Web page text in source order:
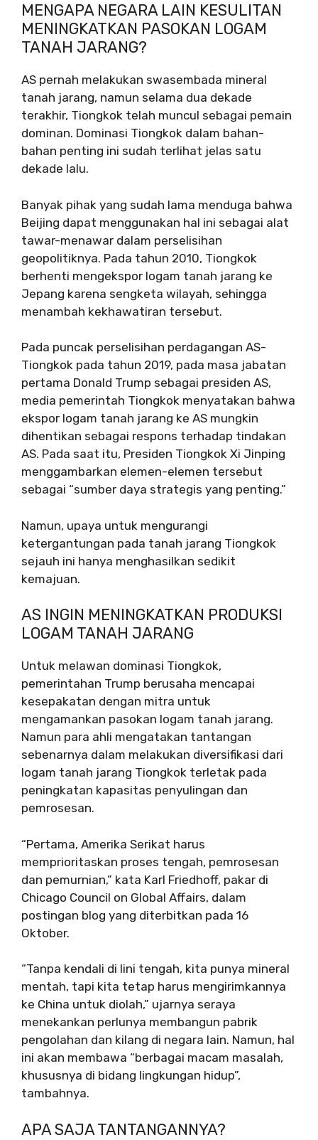
MENGAPA NEGARA LAIN KESULITAN
MENINGKATKAN PASOKAN LOGAM
TANAH JARANG?
AS pernah melakukan swasembada mineral
tanah jarang, namun selama dua dekade
terakhir, Tiongkok telah muncul sebagai pemain
dominan. Dominasi Tiongkok dalam bahan-
bahan penting ini sudah terlihat jelas satu
dekade lalu.
Banyak pihak yang sudah lama menduga bahwa
Beijing dapat menggunakan hal ini sebagai alat
tawar-menawar dalam perselisihan
geopolitiknya. Pada tahun 2010, Tiongkok
berhenti mengekspor logam tanah jarang ke
Jepang karena sengketa wilayah, sehingga
menambah kekhawatiran tersebut.
Pada puncak perselisihan perdagangan AS-
Tiongkok pada tahun 2019, pada masa jabatan
pertama Donald Trump sebagai presiden AS,
media pemerintah Tiongkok menyatakan bahwa
ekspor logam tanah jarang ke AS mungkin
dihentikan sebagai respons terhadap tindakan
AS. Pada saat itu, Presiden Tiongkok Xi Jinping
menggambarkan elemen-elemen tersebut
sebagai “sumber daya strategis yang penting.”
Namun, upaya untuk mengurangi
ketergantungan pada tanah jarang Tiongkok
sejauh ini hanya menghasilkan sedikit
kemajuan.
AS INGIN MENINGKATKAN PRODUKSI
LOGAM TANAH JARANG
Untuk melawan dominasi Tiongkok,
pemerintahan Trump berusaha mencapai
kesepakatan dengan mitra untuk
mengamankan pasokan logam tanah jarang.
Namun para ahli mengatakan tantangan
sebenarnya dalam melakukan diversifikasi dari
logam tanah jarang Tiongkok terletak pada
peningkatan kapasitas penyulingan dan
pemrosesan.
“Pertama, Amerika Serikat harus
memprioritaskan proses tengah, pemrosesan
dan pemurnian,” kata Karl Friedhoff, pakar di
Chicago Council on Global Affairs, dalam
postingan blog yang diterbitkan pada 16
Oktober.
“Tanpa kendali di lini tengah, kita punya mineral
mentah, tapi kita tetap harus mengirimkannya
ke China untuk diolah,” ujarnya seraya
menekankan perlunya membangun pabrik
pengolahan dan kilang di negara lain. Namun, hal
ini akan membawa “berbagai macam masalah,
khususnya di bidang lingkungan hidup”,
tambahnya.
APA SAJA TANTANGANNYA?